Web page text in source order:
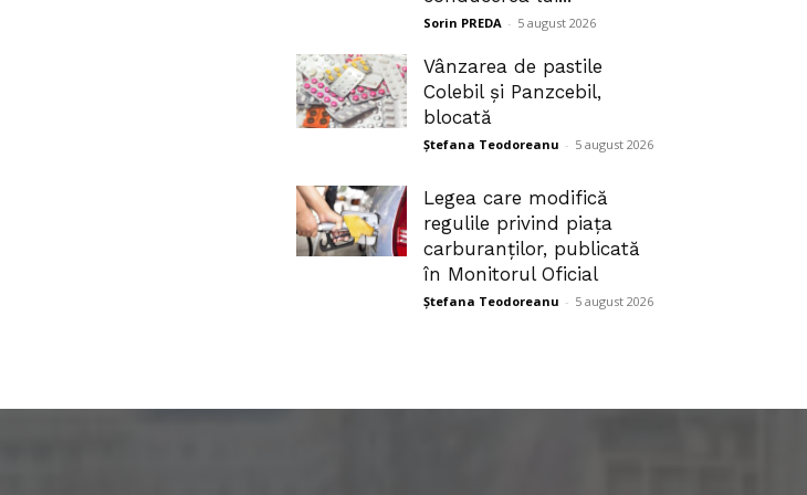
Sorin PREDA - 5 august 2026
Vânzarea de pastile
Colebil și Panzcebil,
blocată
Ștefana Teodoreanu - 5 august 2026
Legea care modifică
regulile privind piața
carburanților, publicată
în Monitorul Oficial
Ștefana Teodoreanu - 5 august 2026